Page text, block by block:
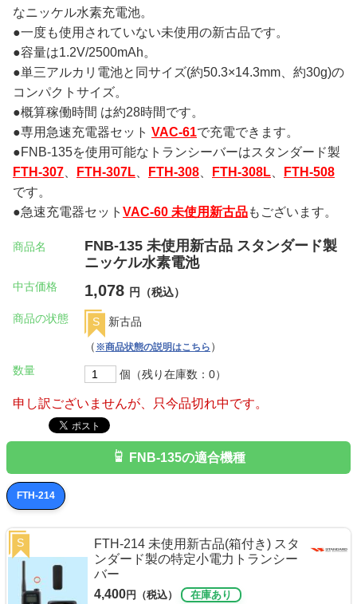
なニッケル水素充電池。
●一度も使用されていない未使用の新古品です。
●容量は1.2V/2500mAh。
●単三アルカリ電池と同サイズ(約50.3×14.3mm、約30g)の
コンパクトサイズ。
●概算稼働時間 は約28時間です。
●専用急速充電器セット VAC-61で充電できます。
●FNB-135を使用可能なトランシーバーはスタンダード製
FTH-307
FTH-307L FTH-308 FTH-308L
FTH-508
です。
●急速充電器セット VAC-60 未使用新古品もございます。
商品名
FNB-135 未使用新古品 スタンダード製
ニッケル水素電池
中古価格 1,078 円（税込）
商品の状態 S
新古品
（ ※商品状態の説明はこちら ）
数量
個（残り在庫数：0）
申し訳ございませんが、只今品切れ中です。
FNB-135の適合機種
FTH-214
FTH-214 未使用新古品(箱付き) スタ
ンダード製の特定小電力トランシー
バー
4,400円（税込） 在庫あり
S